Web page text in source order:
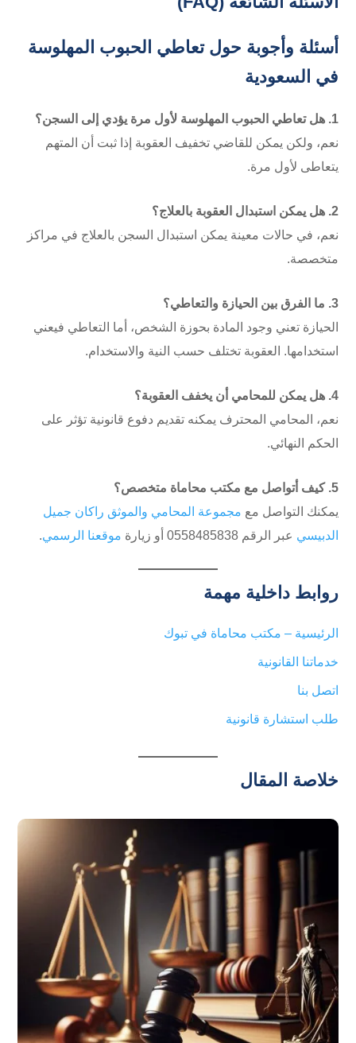
أسئلة وأجوبة حول تعاطي الحبوب المهلوسة
في السعودية
1. هل تعاطي الحبوب المهلوسة لأول مرة يؤدي إلى السجن؟
نعم، ولكن يمكن للقاضي تخفيف العقوبة إذا ثبت أن المتهم
يتعاطى لأول مرة.
2. هل يمكن استبدال العقوبة بالعلاج؟
نعم، في حالات معينة يمكن استبدال السجن بالعلاج في مراكز
متخصصة.
3. ما الفرق بين الحيازة والتعاطي؟
الحيازة تعني وجود المادة بحوزة الشخص، أما التعاطي فيعني
استخدامها. العقوبة تختلف حسب النية والاستخدام.
4. هل يمكن للمحامي أن يخفف العقوبة؟
نعم، المحامي المحترف يمكنه تقديم دفوع قانونية تؤثر على
الحكم النهائي.
5. كيف أتواصل مع مكتب محاماة متخصص؟
يمكنك التواصل مع مجموعة المحامي والموثق راكان جميل
الدبيسي عبر الرقم ⁦0558485838⁩ أو زيارة موقعنا الرسمي.
روابط داخلية مهمة
الرئيسية – مكتب محاماة في تبوك
خدماتنا القانونية
اتصل بنا
طلب استشارة قانونية
خلاصة المقال